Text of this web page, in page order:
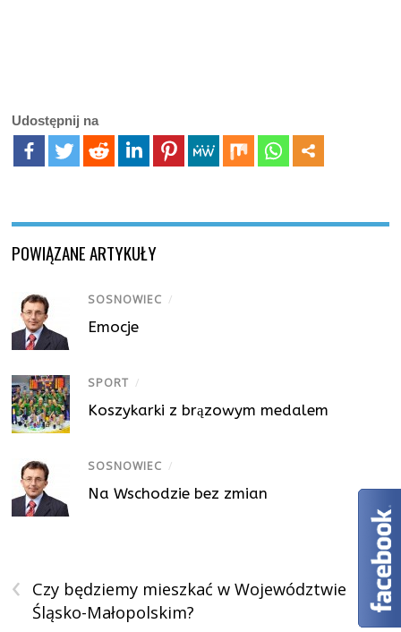
Udostępnij na
POWIĄZANE ARTYKUŁY
SOSNOWIEC /
Emocje
SPORT /
Koszykarki z brązowym medalem
SOSNOWIEC /
Na Wschodzie bez zmian
‹
Czy będziemy mieszkać w Województwie
Śląsko-Małopolskim?